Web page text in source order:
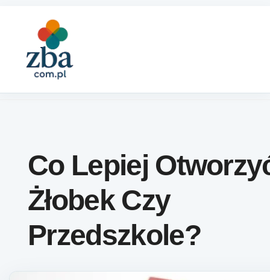
Co Lepiej
Żłobek Czy
Przedszkole?